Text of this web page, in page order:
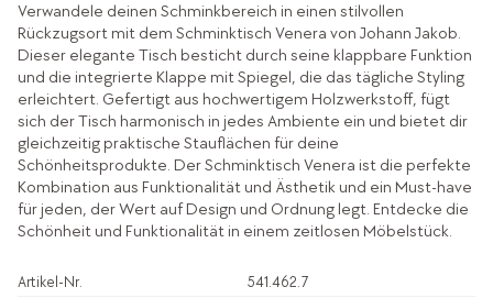
Verwandele deinen Schminkbereich in einen stilvollen
Rückzugsort mit dem Schminktisch Venera von Johann Jakob.
Dieser elegante Tisch besticht durch seine klappbare Funktion
und die integrierte Klappe mit Spiegel, die das tägliche Styling
erleichtert. Gefertigt aus hochwertigem Holzwerkstoff, fügt
sich der Tisch harmonisch in jedes Ambiente ein und bietet dir
gleichzeitig praktische Stauflächen für deine
Schönheitsprodukte. Der Schminktisch Venera ist die perfekte
Kombination aus Funktionalität und Ästhetik und ein Must-have
für jeden, der Wert auf Design und Ordnung legt. Entdecke die
Schönheit und Funktionalität in einem zeitlosen Möbelstück.
Artikel-Nr.
541.462.7